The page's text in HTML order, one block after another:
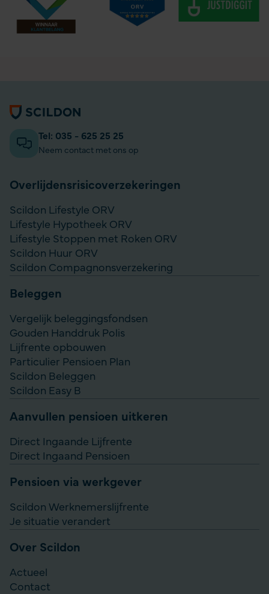
Algemene informatie
Tel: 035 - 625 25 25
Neem contact met ons op
Overlijdensrisico­­verzekeringen
Scildon Lifestyle ORV
Lifestyle Hypotheek ORV
Lifestyle Stoppen met Roken ORV
Scildon Huur ORV
Scildon Compagnonsverzekering
Beleggen
Vergelijk beleggingsfondsen
Gouden Handdruk Polis
Lijfrente opbouwen
Particulier Pensioen Plan
Scildon Beleggen
Scildon Easy B
Aanvullen pensioen uitkeren
Direct Ingaande Lijfrente
Direct Ingaand Pensioen
Pensioen via werkgever
Scildon Werknemerslijfrente
Je situatie verandert
Over Scildon
Actueel
Contact